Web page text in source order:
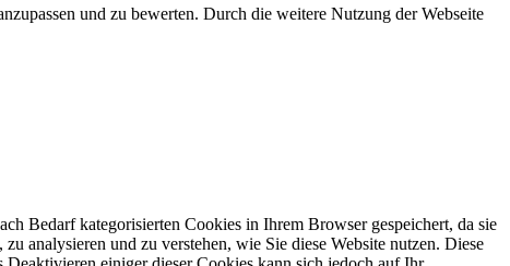
und zu bewerten. Durch die weitere Nutzung der Webseite
Bedarf kategorisierten Cookies in Ihrem Browser gespeichert, da sie
analysieren und zu verstehen, wie Sie diese Website nutzen. Diese